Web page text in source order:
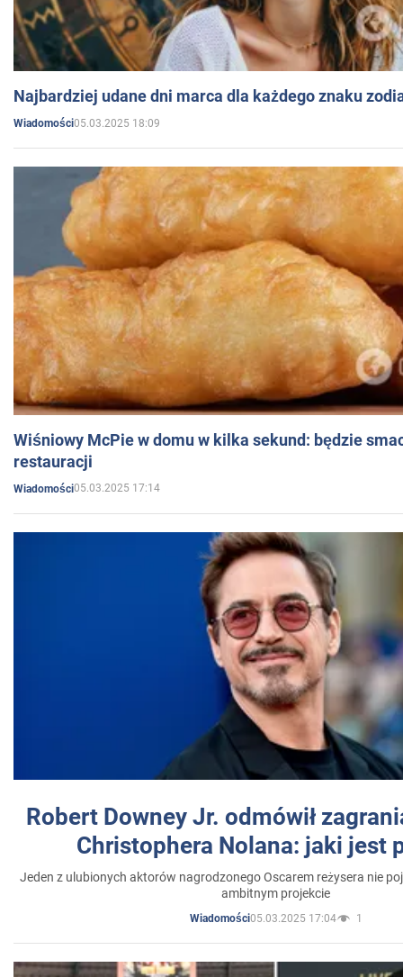
Najbardziej udane dni marca dla każdego znaku
Wiadomości05.03.2025 18:09
Wiśniowy McPie w domu w kilka sekund: będzie
restauracji
Wiadomości05.03.2025 17:14
Robert Downey Jr. odmówił
Christophera Nolana: jaki jest
Jeden z ulubionych aktorów nagrodzonego Oscarem reżysera nie
ambitnym projekcie
Wiadomości05.03.2025 17:04 1